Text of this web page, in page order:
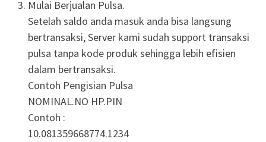
Mulai Berjualan Pulsa.
Setelah saldo anda masuk anda bisa langsung
bertransaksi, Server kami sudah support transaksi
pulsa tanpa kode produk sehingga lebih efisien
dalam bertransaksi.
Contoh Pengisian Pulsa
NOMINAL.NO HP.PIN
Contoh :
10.081359668774.1234